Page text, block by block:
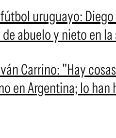
uruguayo:
abuelo y nieto en
Carrino: "Hay
en Argentina; lo